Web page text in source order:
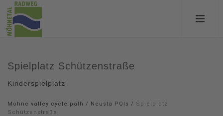
Spielplatz Schützenstraße
Kinderspielplatz
Möhne valley cycle path / Neusta POIs / Spielplatz
Schützenstraße